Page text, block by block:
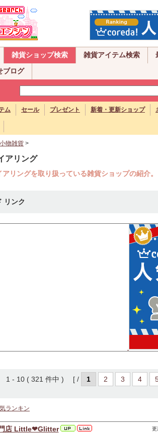
雑貨ショップ検索 雑貨アイテム検索
ブログ
ム セール プレゼント 新着・更新ショップ
物雑貨 >
アリング
アリングを取り扱っている雑貨ショップの紹介。
リンク
- 10 ( 321 件中 ) [ / 1 2 3 4
ランキン
店 Little❤Glitter 更